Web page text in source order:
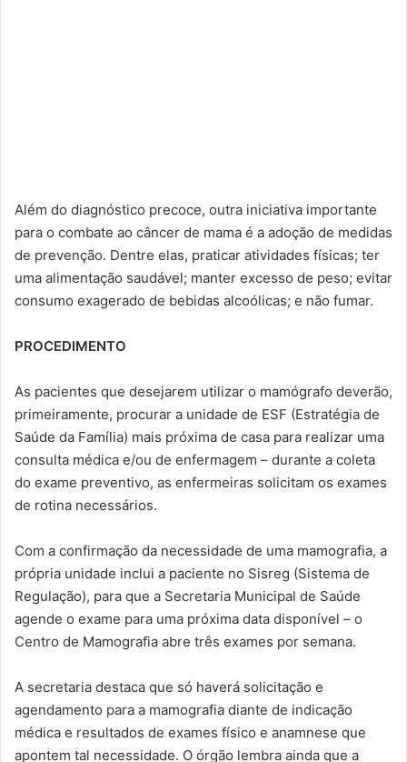
Além do diagnóstico precoce, outra iniciativa importante
para o combate ao câncer de mama é a adoção de medidas
de prevenção. Dentre elas, praticar atividades físicas; ter
uma alimentação saudável; manter excesso de peso; evitar
consumo exagerado de bebidas alcoólicas; e não fumar.
PROCEDIMENTO
As pacientes que desejarem utilizar o mamógrafo deverão,
primeiramente, procurar a unidade de ESF (Estratégia de
Saúde da Família) mais próxima de casa para realizar uma
consulta médica e/ou de enfermagem – durante a coleta
do exame preventivo, as enfermeiras solicitam os exames
de rotina necessários.
Com a confirmação da necessidade de uma mamografia, a
própria unidade inclui a paciente no Sisreg (Sistema de
Regulação), para que a Secretaria Municipal de Saúde
agende o exame para uma próxima data disponível – o
Centro de Mamografia abre três exames por semana.
A secretaria destaca que só haverá solicitação e
agendamento para a mamografia diante de indicação
médica e resultados de exames físico e anamnese que
apontem tal necessidade. O órgão lembra ainda que a